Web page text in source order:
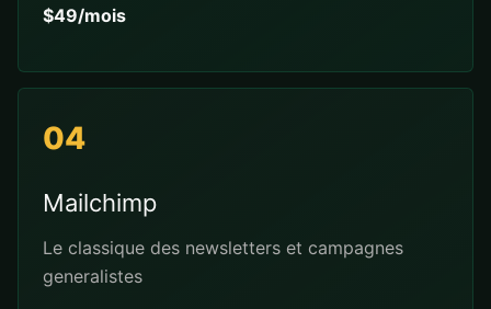
$49/mois
04
Mailchimp
Le classique des newsletters et campagnes
generalistes